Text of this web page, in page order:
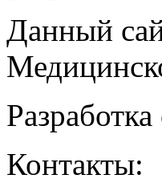
Данный
Разработка
Контакты: